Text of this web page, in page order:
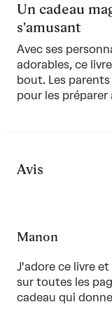
Un cadeau
s'amusant
Avec ses
adorables, ce
bout. Les
pour les préparer
Avis
Manon
J'adore ce livre
sur toutes les
cadeau qui